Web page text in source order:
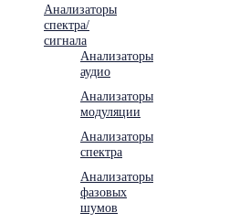
Анализаторы
спектра/
сигнала
Анализаторы
аудио
Анализаторы
модуляции
Анализаторы
спектра
Анализаторы
фазовых
шумов